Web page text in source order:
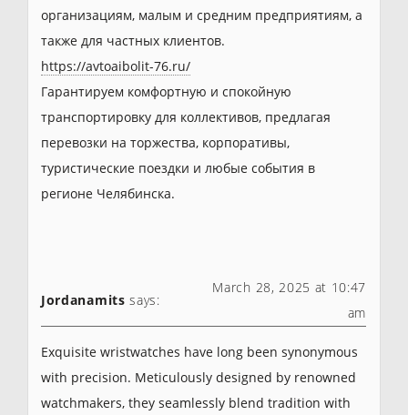
организациям, малым и средним предприятиям, а
также для частных клиентов.
https://avtoaibolit-76.ru/
Гарантируем комфортную и спокойную
транспортировку для коллективов, предлагая
перевозки на торжества, корпоративы,
туристические поездки и любые события в
регионе Челябинска.
Jordanamits says:
March 28, 2025 at 10:47
am
Exquisite wristwatches have long been synonymous
with precision. Meticulously designed by renowned
watchmakers, they seamlessly blend tradition with